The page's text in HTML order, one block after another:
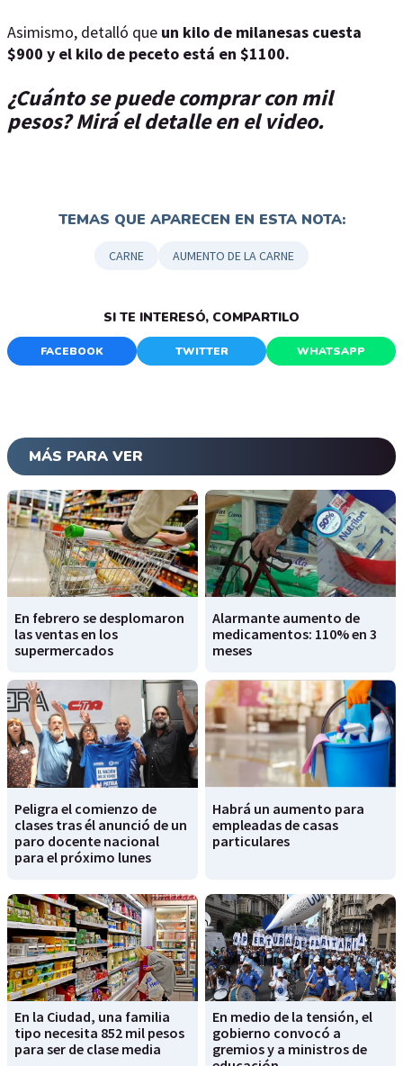
Asimismo, detalló que un kilo de milanesas cuesta
$900 y el kilo de peceto está en $1100.
¿Cuánto se puede comprar con mil
pesos? Mirá el detalle en el video.
TEMAS QUE APARECEN EN ESTA NOTA:
CARNE AUMENTO DE LA CARNE
SI TE INTERESÓ, COMPARTILO
FACEBOOK TWITTER WHATSAPP
MÁS PARA VER
En febrero se desplomaron
las ventas en los
supermercados
Alarmante aumento de
medicamentos: 110% en 3
meses
Peligra el comienzo de
clases tras él anunció de un
paro docente nacional
para el próximo lunes
Habrá un aumento para
empleadas de casas
particulares
En la Ciudad, una familia
tipo necesita 852 mil pesos
para ser de clase media
En medio de la tensión, el
gobierno convocó a
gremios y a ministros de